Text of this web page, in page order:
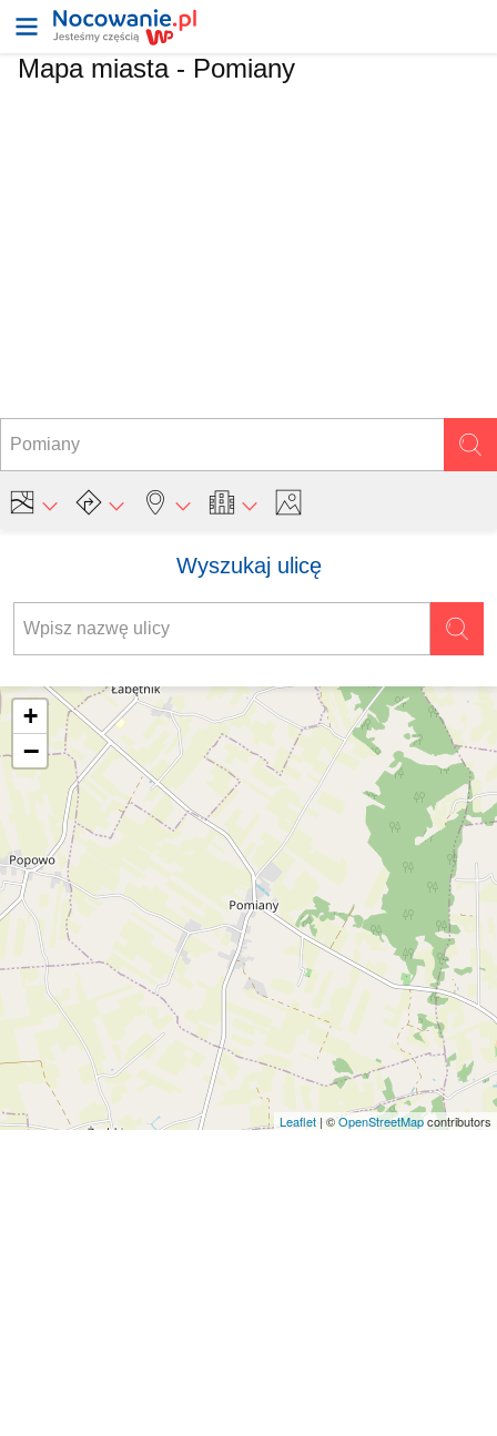
Mapa miasta - Pomiany
Wyszukaj ulicę
+
−
Leaflet | ©OpenStreetMapcontributors